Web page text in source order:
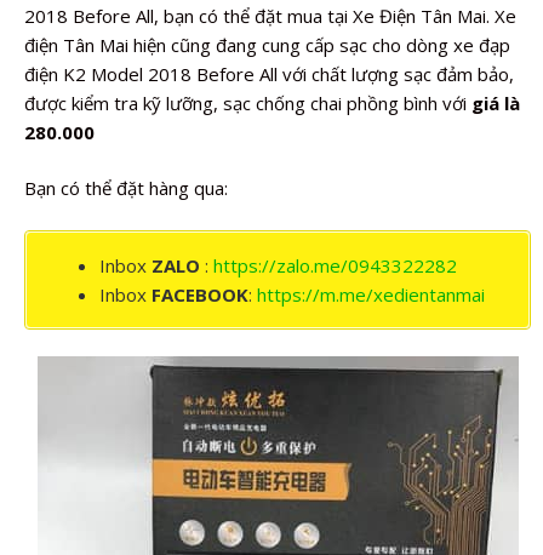
2018 Before All, bạn có thể đặt mua tại Xe Điện Tân Mai. Xe
điện Tân Mai hiện cũng đang cung cấp sạc cho dòng xe đạp
điện K2 Model 2018 Before All với chất lượng sạc đảm bảo,
được kiểm tra kỹ lưỡng, sạc chống chai phồng bình với giá là
280.000
Bạn có thể đặt hàng qua:
Inbox ZALO : https://zalo.me/0943322282
Inbox FACEBOOK: https://m.me/xedientanmai